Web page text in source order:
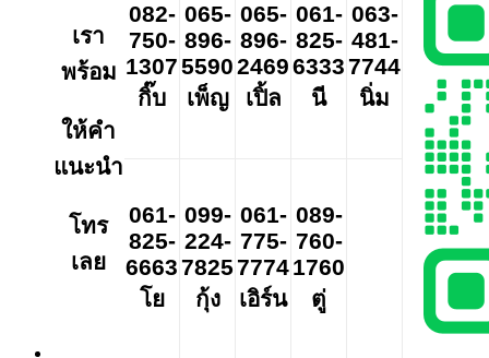
เรา
พร้อม
ให้คำ
แนะนำ
โทร
เลย
082-
750-
1307
กิ๊บ
065-
896-
5590
เพ็ญ
065-
896-
2469
เปิ้ล
061-
825-
6333
นี
063-
481-
7744
นิ่ม
061-
825-
6663
โย
099-
224-
7825
กุ้ง
061-
775-
7774
เอิร์น
089-
760-
1760
ตู่